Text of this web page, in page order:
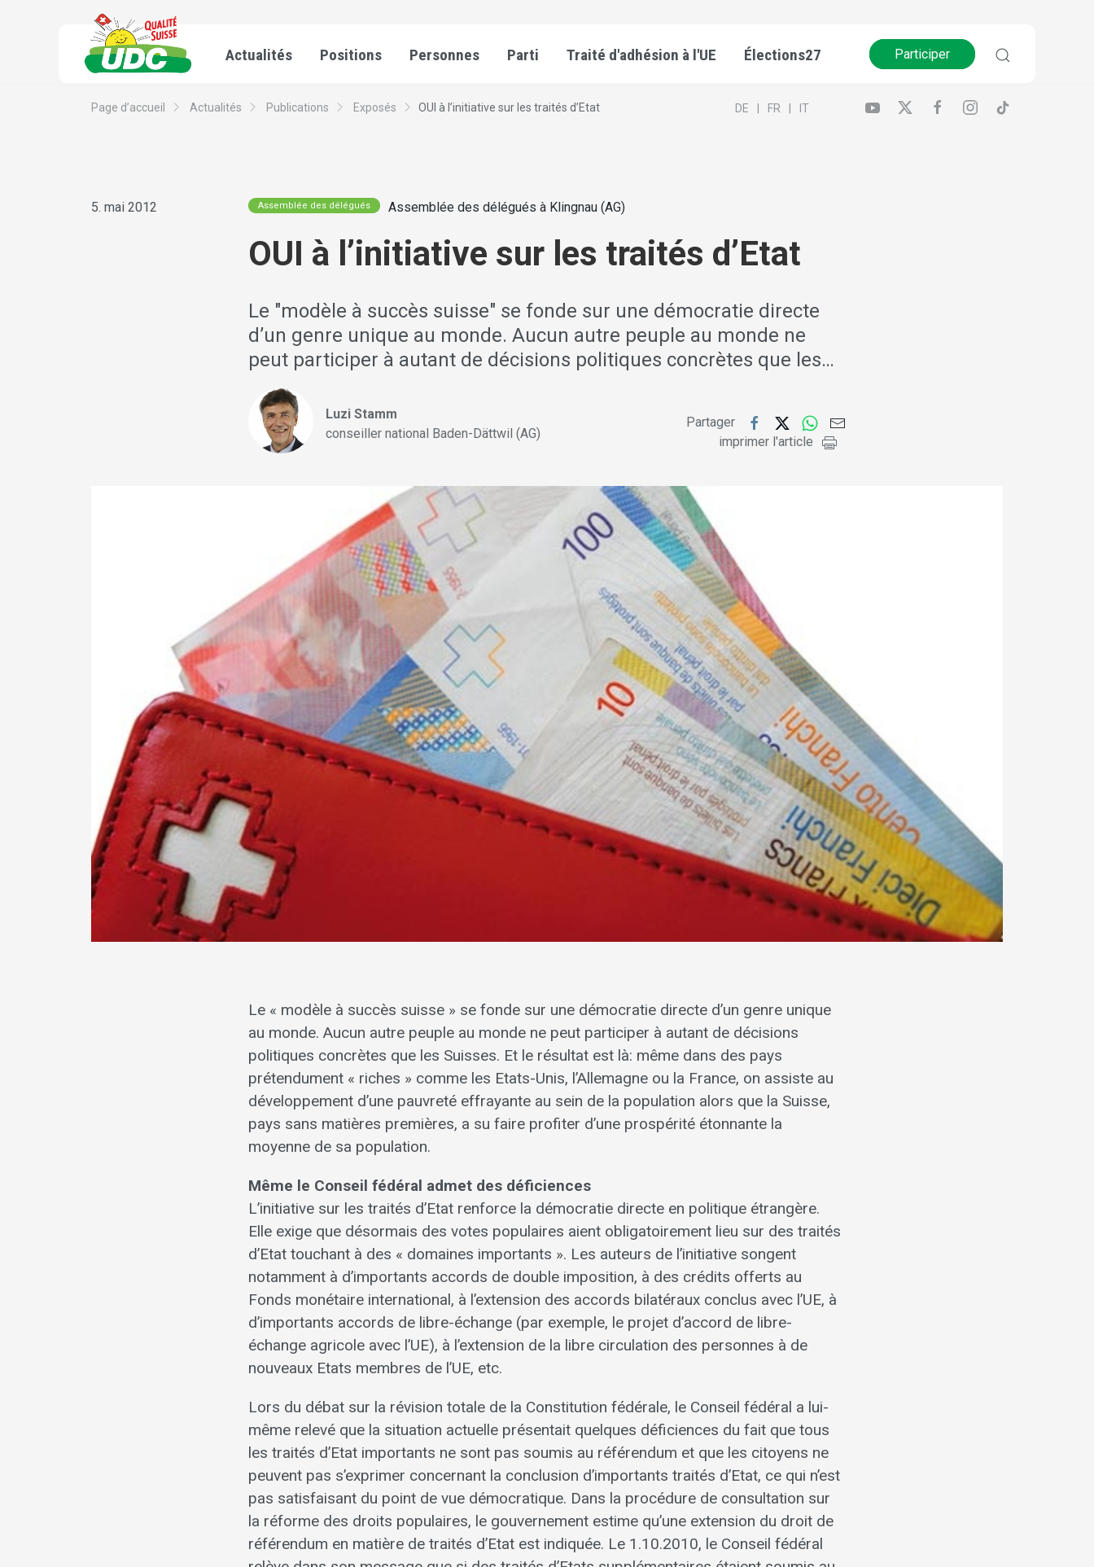
Actualités Positions Personnes Parti Traité d'adhésion à l'UE Élections27 Participer
Page d’accueil Actualités Publications Exposés OUI à l’initiative sur les traités d’Etat DE FR IT
5. mai 2012 Assemblée des délégués Assemblée des délégués à Klingnau (AG)
OUI à l’initiative sur les traités d’Etat
Le "modèle à succès suisse" se fonde sur une démocratie directe
d’un genre unique au monde. Aucun autre peuple au monde ne
peut participer à autant de décisions politiques concrètes que les…
Luzi Stamm
conseiller national Baden-Dättwil (AG)
Partager
imprimer l'article
Le « modèle à succès suisse » se fonde sur une démocratie directe d’un genre unique
au monde. Aucun autre peuple au monde ne peut participer à autant de décisions
politiques concrètes que les Suisses. Et le résultat est là: même dans des pays
prétendument « riches » comme les Etats-Unis, l’Allemagne ou la France, on assiste au
développement d’une pauvreté effrayante au sein de la population alors que la Suisse,
pays sans matières premières, a su faire profiter d’une prospérité étonnante la
moyenne de sa population.
Même le Conseil fédéral admet des déficiences
L’initiative sur les traités d’Etat renforce la démocratie directe en politique étrangère.
Elle exige que désormais des votes populaires aient obligatoirement lieu sur des traités
d’Etat touchant à des « domaines importants ». Les auteurs de l’initiative songent
notamment à d’importants accords de double imposition, à des crédits offerts au
Fonds monétaire international, à l’extension des accords bilatéraux conclus avec l’UE, à
d’importants accords de libre-échange (par exemple, le projet d’accord de libre-
échange agricole avec l’UE), à l’extension de la libre circulation des personnes à de
nouveaux Etats membres de l’UE, etc.
Lors du débat sur la révision totale de la Constitution fédérale, le Conseil fédéral a lui-
même relevé que la situation actuelle présentait quelques déficiences du fait que tous
les traités d’Etat importants ne sont pas soumis au référendum et que les citoyens ne
peuvent pas s’exprimer concernant la conclusion d’importants traités d’Etat, ce qui n’est
pas satisfaisant du point de vue démocratique. Dans la procédure de consultation sur
la réforme des droits populaires, le gouvernement estime qu’une extension du droit de
référendum en matière de traités d’Etat est indiquée. Le 1.10.2010, le Conseil fédéral